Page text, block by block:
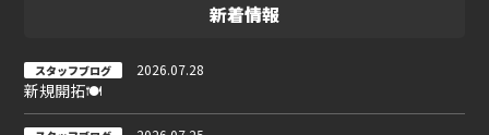
新着情報
スタッフブログ 2026.07.28
新規開拓🍽